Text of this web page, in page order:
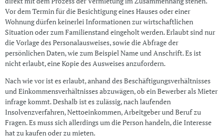
Vor dem Termin für die Besichtigung eines Hauses oder einer
Wohnung dürfen keinerlei Informationen zur wirtschaftlichen
Situation oder zum Familienstand eingeholt werden. Erlaubt sind nur
die Vorlage des Personalausweises, sowie die Abfrage der
persönlichen Daten, wie zum Beispiel Name und Anschrift. Es ist
nicht erlaubt, eine Kopie des Ausweises anzufordern.
Nach wie vor ist es erlaubt, anhand des Beschäftigungsverhältnisses
und Einkommensverhältnisses abzuwägen, ob ein Bewerber als Mieter
infrage kommt. Deshalb ist es zulässig, nach laufenden
Insolvenzverfahren, Nettoeinkommen, Arbeitgeber und Beruf zu
Fragen. Es muss sich allerdings um die Person handeln, die Interesse
hat zu kaufen oder zu mieten.